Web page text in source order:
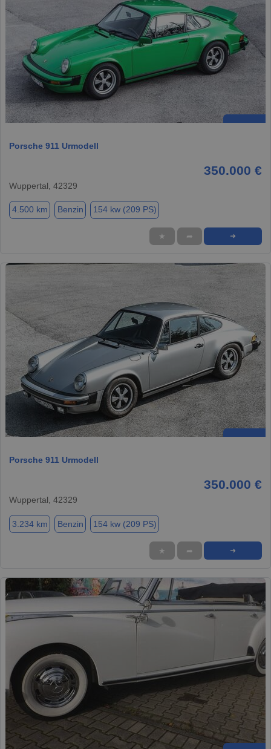
Porsche 911 Urmodell
350.000 €
Wuppertal, 42329
4.500 km Benzin 154 kw (209 PS)
★ ➦ ➜
Porsche 911 Urmodell
350.000 €
Wuppertal, 42329
3.234 km Benzin 154 kw (209 PS)
★ ➦ ➜